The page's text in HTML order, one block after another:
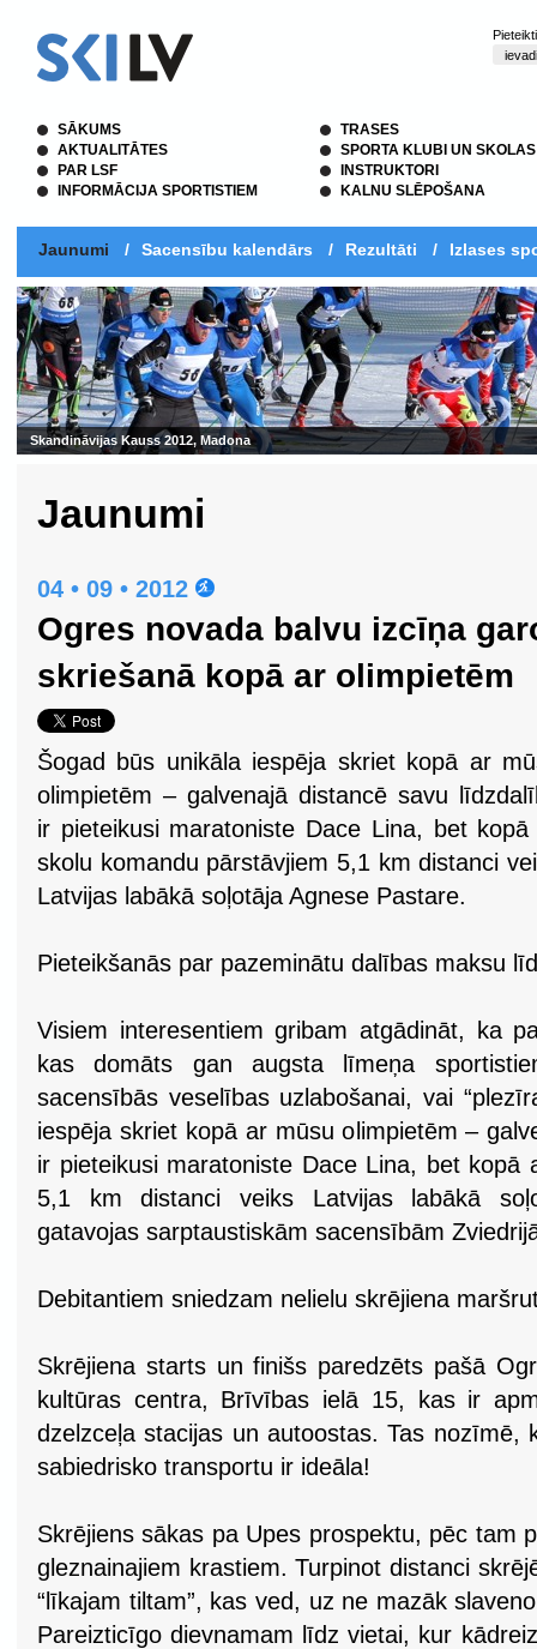
SĀKUMS
AKTUALITĀTES
PAR LSF
INFORMĀCIJA SPORTISTIEM
TRASES
SPORTA KLUBI UN SKOLAS
INSTRUKTORI
KALNU SLĒPOŠANA
Jaunumi / Sacensību kalendārs / Rezultāti / Izlases
Skandināvijas Kauss 2012, Madona
Jaunumi
04 • 09 • 2012
Ogres novada balvu izcīņa
skriešanā kopā ar olimpietēm
Šogad būs unikāla iespēja skriet kopā ar
olimpietēm – galvenajā distancē savu
ir pieteikusi maratoniste Dace Lina, bet kopā
skolu komandu pārstāvjiem 5,1 km distanci
Latvijas labākā soļotāja Agnese Pastare.
Pieteikšanās par pazeminātu dalības maksu
Visiem interesentiem gribam atgādināt, ka
kas domāts gan augsta līmeņa
sacensībās veselības uzlabošanai, vai
iespēja skriet kopā ar mūsu olimpietēm –
ir pieteikusi maratoniste Dace Lina, bet kopā
5,1 km distanci veiks Latvijas labākā
gatavojas sarptaustiskām sacensībām
Debitantiem sniedzam nelielu skrējiena
Skrējiena starts un finišs paredzēts pašā
kultūras centra, Brīvības ielā 15, kas ir
dzelzceļa stacijas un autoostas. Tas nozīmē,
sabiedrisko transportu ir ideāla!
Skrējiens sākas pa Upes prospektu, pēc tam
gleznainajiem krastiem. Turpinot distanci
“līkajam tiltam”, kas ved, uz ne mazāk
Pareizticīgo dievnamam līdz vietai, kur